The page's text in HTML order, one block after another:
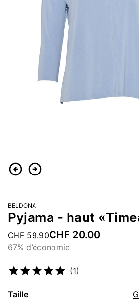
RetourContinuer
BELDONA
Pyjama - haut
Price reduced from
CHF 59.90CHF 20.00
67% d’économie
(1)
Taille